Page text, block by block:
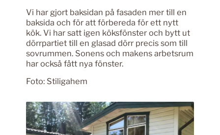
Vi har gjort baksidan på fasaden mer till en
baksida och för att förbereda för ett nytt
kök. Vi har satt igen köksfönster och bytt ut
dörrpartiet till en glasad dörr precis som till
sovrummen. Sonens och makens arbetsrum
har också fått nya fönster.
Foto: Stiligahem